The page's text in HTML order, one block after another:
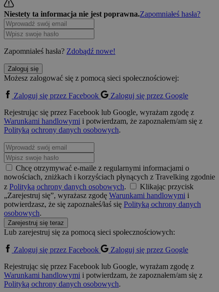
Niestety ta informacja nie jest poprawna.Zapomniałeś hasła?
Zapomniałeś hasła? Zdobądź nowe!
Zaloguj się
Możesz zalogować się z pomocą sieci społecznościowej:
Zaloguj się przez Facebook
Zaloguj się przez Google
Rejestrując się przez Facebook lub Google, wyrażam zgodę z
Warunkami handlowymi i potwierdzam, że zapoznałem/am się z
Polityką ochrony danych osobowych.
Chcę otrzymywać e-maile z regularnymi informacjami o
nowościach, zniżkach i korzyściach płynących z Travelking zgodnie
z Polityką ochrony danych osobowych.
Klikając przycisk
„Zarejestruj się”, wyrażasz zgodę Warunkami handlowymi i
potwierdzasz, że się zapoznałeś/łaś się Polityką ochrony danych
osobowych.
Zarejestruj się teraz
Lub zarejestruj się za pomocą sieci społecznościowych:
Zaloguj się przez Facebook
Zaloguj się przez Google
Rejestrując się przez Facebook lub Google, wyrażam zgodę z
Warunkami handlowymi i potwierdzam, że zapoznałem/am się z
Polityką ochrony danych osobowych.